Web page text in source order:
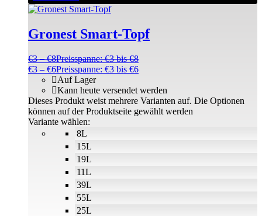
Gronest Smart-Topf
€3 –€8Preisspanne: €3 bis €8
€3 – €6Preisspanne: €3 bis €6
8L
15L
19L
11L
39L
55L
25L
Auf Lager
Kann heute versendet werden
Variante wählen:
Dieses Produkt weist mehrere Varianten auf. Die Optionen
können auf der Produktseite gewählt werden